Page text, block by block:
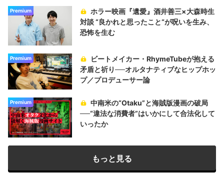
Premium
ホラー映画『遺愛』酒井善三×大森時生
対談 “良かれと思ったこと“が呪いを生み、
恐怖を生む
Premium
ビートメイカー・RhymeTubeが抱える
矛盾と祈り──オルタナティブなヒップホッ
プ／プロデューサー論
Premium
中南米の“Otaku”と海賊版漫画の破局
──“違法な消費者”はいかにして合法化して
いったか
もっと見る